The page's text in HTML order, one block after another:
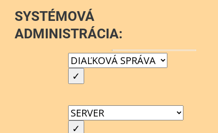
SYSTÉMOVÁ
ADMINISTRÁCIA: